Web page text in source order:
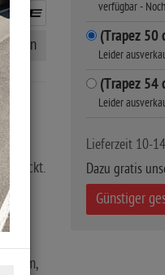
verfügbar -
(Trapez 50
Leider
(Trapez 54
Leider
Lieferzeit 10-
Dazu gratis
Günstiger